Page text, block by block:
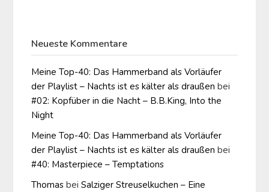
Neueste Kommentare
Meine Top-40: Das Hammerband als Vorläufer
der Playlist – Nachts ist es kälter als draußen bei
#02: Kopfüber in die Nacht – B.B.King, Into the
Night
Meine Top-40: Das Hammerband als Vorläufer
der Playlist – Nachts ist es kälter als draußen bei
#40: Masterpiece – Temptations
Thomas beiSalziger Streuselkuchen – Eine